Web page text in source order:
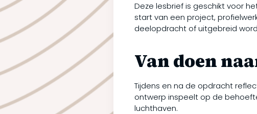
Deze lesbrief is geschikt voor
start van een project,
deelopdracht of uitgebreid
Van doen
Tijdens en na de opdracht
ontwerp inspeelt op de
luchthaven.